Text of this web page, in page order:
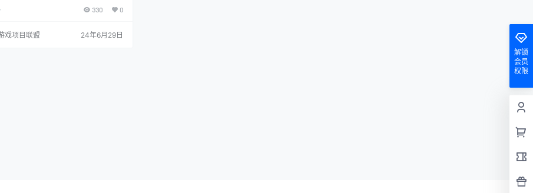
自动挂机搬砖。在（一区-十区）服
手游升级攻略 1、进游戏建议6块钱买
330 0
戏项目联盟
24年6月29日
解锁
会员
权限